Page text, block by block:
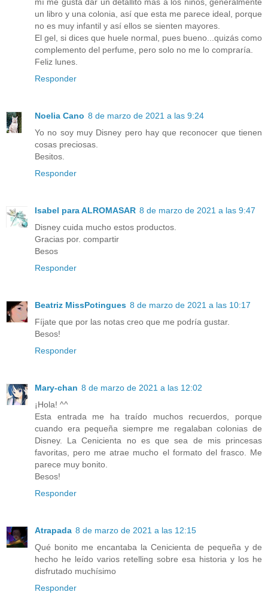
un libro y una colonia, así que esta me parece ideal, porque
no es muy infantil y así ellos se sienten mayores.
El gel, si dices que huele normal, pues bueno...quizás como
complemento del perfume, pero solo no me lo compraría.
Feliz lunes.
Responder
Noelia Cano 8 de marzo de 2021 a las 9:24
Yo no soy muy Disney pero hay que reconocer que tienen
cosas preciosas.
Besitos.
Responder
Isabel para ALROMASAR 8 de marzo de 2021 a las 9:47
Disney cuida mucho estos productos.
Gracias por. compartir
Besos
Responder
Beatriz MissPotingues 8 de marzo de 2021 a las 10:17
Fíjate que por las notas creo que me podría gustar.
Besos!
Responder
Mary-chan 8 de marzo de 2021 a las 12:02
¡Hola! ^^
Esta entrada me ha traído muchos recuerdos, porque
cuando era pequeña siempre me regalaban colonias de
Disney. La Cenicienta no es que sea de mis princesas
favoritas, pero me atrae mucho el formato del frasco. Me
parece muy bonito.
Besos!
Responder
Atrapada 8 de marzo de 2021 a las 12:15
Qué bonito me encantaba la Cenicienta de pequeña y de
hecho he leído varios retelling sobre esa historia y los he
disfrutado muchísimo
Responder